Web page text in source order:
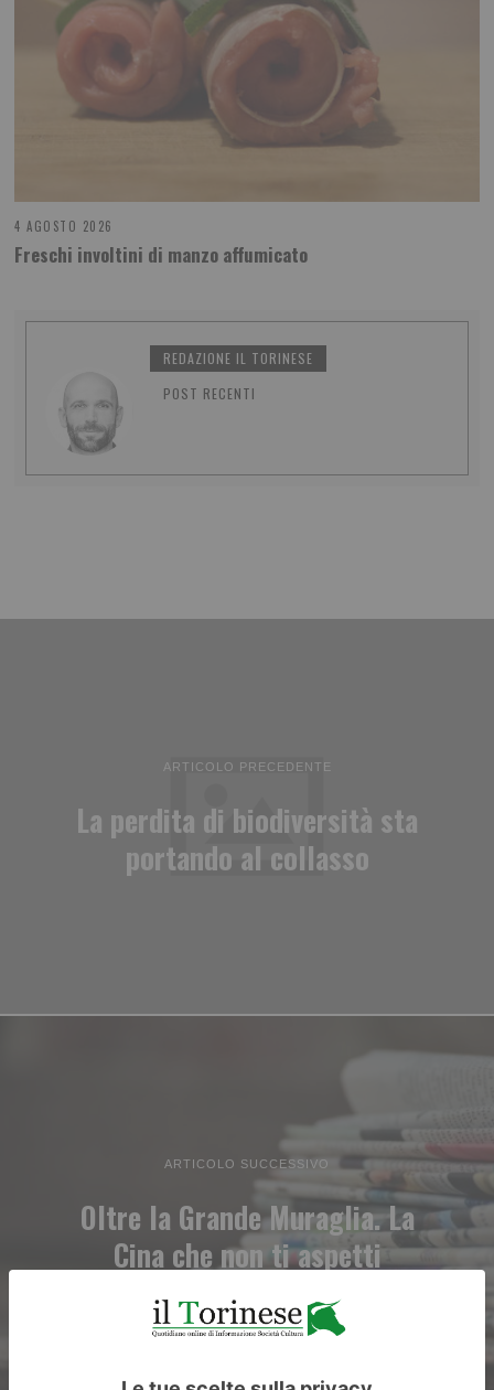
4 AGOSTO 2026
Freschi involtini di manzo affumicato
REDAZIONE IL TORINESE
POST RECENTI
ARTICOLO PRECEDENTE
La perdita di biodiversità sta
portando al collasso
ARTICOLO SUCCESSIVO
Oltre la Grande Muraglia. La
Cina che non ti aspetti